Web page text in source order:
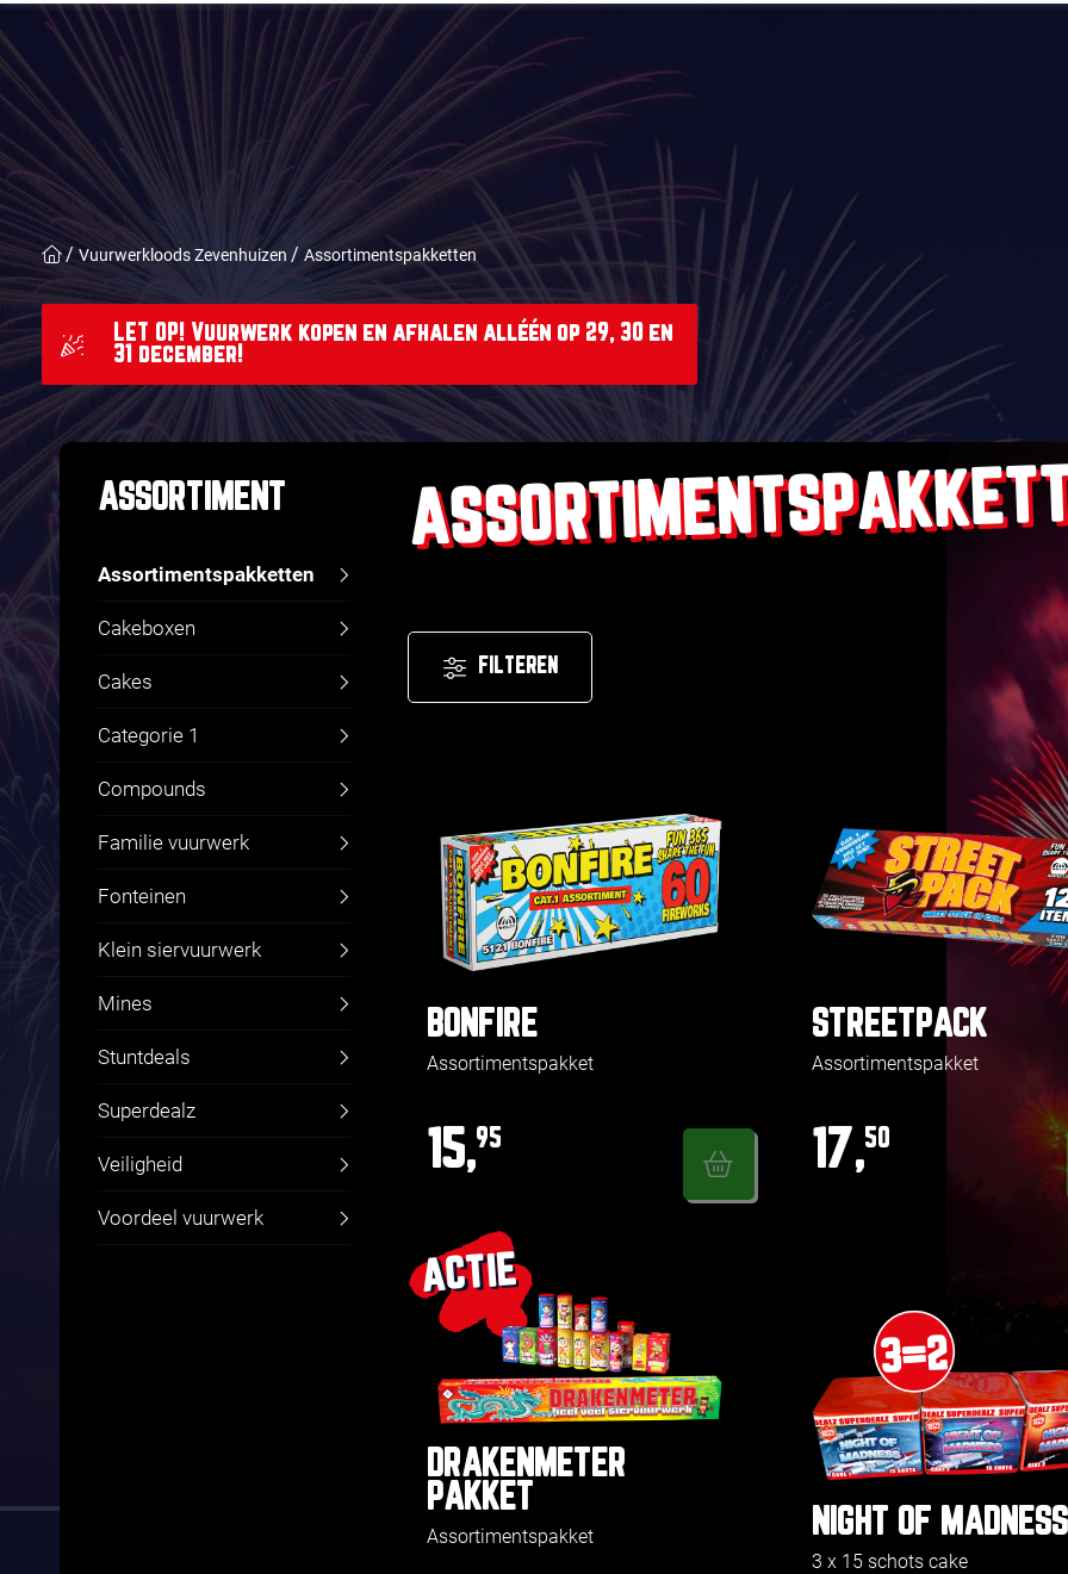
Vuurwerkloods Zevenhuizen Assortimentspakketten
LET OP! Vuurwerk kopen en afhalen alléén op 29, 30 en
31 december!
ASSORTIMENT
Assortimentspakketten
Cakeboxen
Cakes
Categorie 1
Compounds
Familie vuurwerk
Fonteinen
Klein siervuurwerk
Mines
Stuntdeals
Superdealz
Veiligheid
Voordeel vuurwerk
FILTEREN
BONFIRE
Assortimentspakket
15,95
STREETPACK
Assortimentspakket
17,50
ACTIE
DRAKENMETER
PAKKET
Assortimentspakket NIGHT OF MADNESS
3 x 15 schots cake